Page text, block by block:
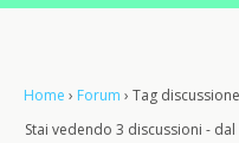
Home › Forum › Tag
Stai vedendo 3 discussioni -